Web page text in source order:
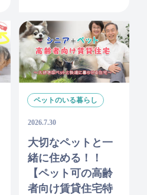
ペットのいる暮らし
2026.7.30
大切なペットと一
緒に住める！！
【ペット可の高齢
者向け賃貸住宅特